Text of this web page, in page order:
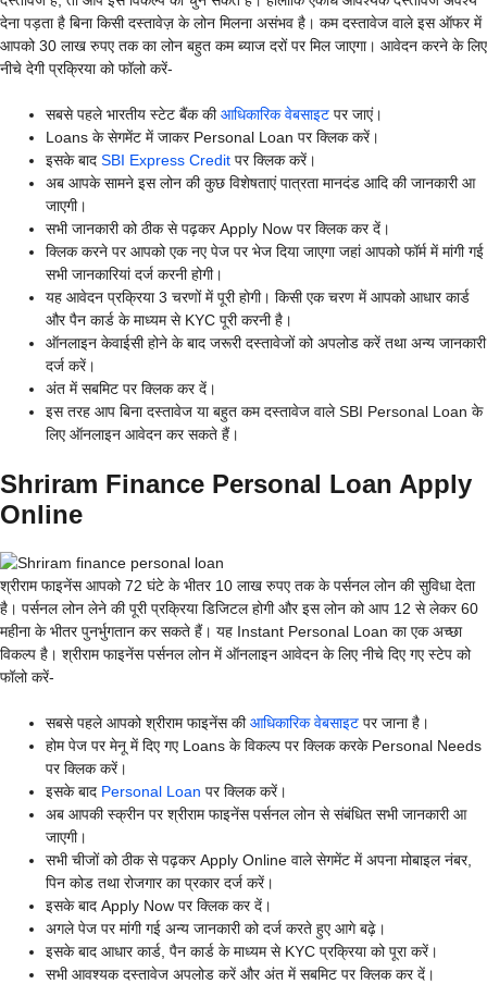
देना पड़ता है बिना किसी दस्तावेज़ के लोन मिलना असंभव है। कम दस्तावेज वाले इस ऑफर में
आपको 30 लाख रुपए तक का लोन बहुत कम ब्याज दरों पर मिल जाएगा। आवेदन करने के लिए
नीचे देगी प्रक्रिया को फॉलो करें-
सबसे पहले भारतीय स्टेट बैंक कीआधिकारिक वेबसाइट पर जाएं।
Loans के सेगमेंट में जाकर Personal Loan पर क्लिक करें।
इसके बाद SBI Express Credit पर क्लिक करें।
अब आपके सामने इस लोन की कुछ विशेषताएं पात्रता मानदंड आदि की जानकारी आ
जाएगी।
सभी जानकारी को ठीक से पढ़कर Apply Now पर क्लिक कर दें।
क्लिक करने पर आपको एक नए पेज पर भेज दिया जाएगा जहां आपको फॉर्म में मांगी गई
सभी जानकारियां दर्ज करनी होगी।
यह आवेदन प्रक्रिया 3 चरणों में पूरी होगी। किसी एक चरण में आपको आधार कार्ड
और पैन कार्ड के माध्यम से KYC पूरी करनी है।
ऑनलाइन केवाईसी होने के बाद जरूरी दस्तावेजों को अपलोड करें तथा अन्य जानकारी
दर्ज करें।
अंत में सबमिट पर क्लिक कर दें।
इस तरह आप बिना दस्तावेज या बहुत कम दस्तावेज वाले SBI Personal Loan के
लिए ऑनलाइन आवेदन कर सकते हैं।
Shriram Finance Personal Loan Apply
Online
श्रीराम फाइनेंस आपको 72 घंटे के भीतर 10 लाख रुपए तक के पर्सनल लोन की सुविधा देता
है। पर्सनल लोन लेने की पूरी प्रक्रिया डिजिटल होगी और इस लोन को आप 12 से लेकर 60
महीना के भीतर पुनर्भुगतान कर सकते हैं। यह Instant Personal Loan का एक अच्छा
विकल्प है। श्रीराम फाइनेंस पर्सनल लोन में ऑनलाइन आवेदन के लिए नीचे दिए गए स्टेप को
फॉलो करें-
सबसे पहले आपको श्रीराम फाइनेंस कीआधिकारिक वेबसाइट पर जाना है।
होम पेज पर मेनू में दिए गए Loans के विकल्प पर क्लिक करके Personal Needs
पर क्लिक करें।
इसके बाद Personal Loan पर क्लिक करें।
अब आपकी स्क्रीन पर श्रीराम फाइनेंस पर्सनल लोन से संबंधित सभी जानकारी आ
जाएगी।
सभी चीजों को ठीक से पढ़कर Apply Online वाले सेगमेंट में अपना मोबाइल नंबर,
पिन कोड तथा रोजगार का प्रकार दर्ज करें।
इसके बाद Apply Now पर क्लिक कर दें।
अगले पेज पर मांगी गई अन्य जानकारी को दर्ज करते हुए आगे बढ़े।
इसके बाद आधार कार्ड, पैन कार्ड के माध्यम से KYC प्रक्रिया को पूरा करें।
सभी आवश्यक दस्तावेज अपलोड करें और अंत में सबमिट पर क्लिक कर दें।